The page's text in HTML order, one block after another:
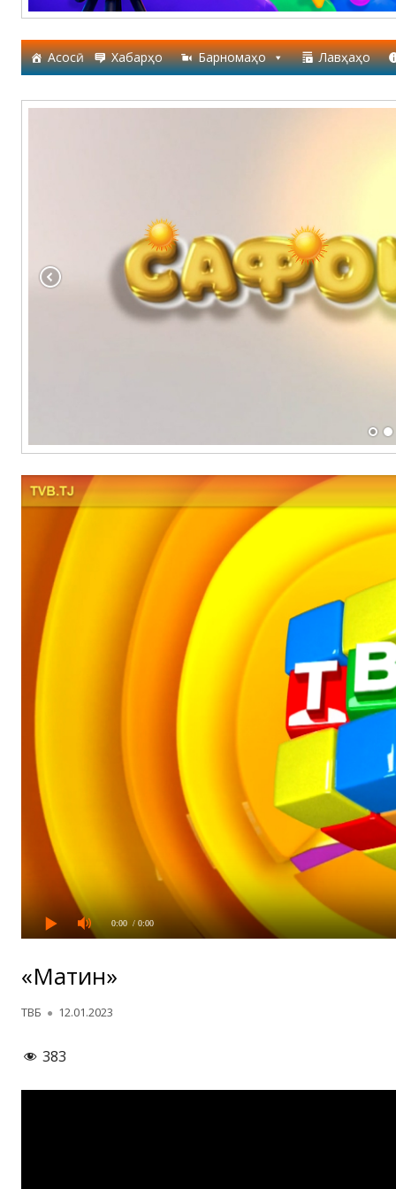
Асосӣ Хабарҳо Барномаҳо Лавҳаҳо
0:00 / 0:00
«Матин»
Автор
ТВБ Опубликовано
12.01.2023
383